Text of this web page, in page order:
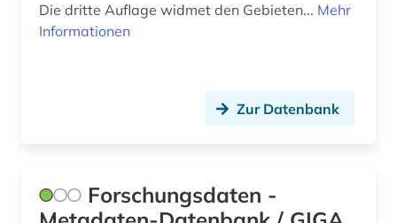
türkei (2)
usa (2)
Die dritte Auflage widmet den Gebieten... Mehr
Informationen
Zur Datenbank
Forschungsdaten -